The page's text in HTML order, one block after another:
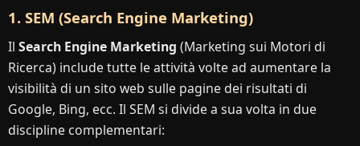
1. SEM (Search Engine Marketing)
Il Search Engine Marketing (Marketing sui Motori di
Ricerca) include tutte le attività volte ad aumentare la
visibilità di un sito web sulle pagine dei risultati di
Google, Bing, ecc. Il SEM si divide a sua volta in due
discipline complementari: